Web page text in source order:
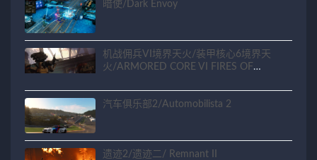
暗使/Dark Envoy
机战佣兵VI境界天火/装甲核心6境界天
火/ARMORED CORE VI FIRES OF
汽车俱乐部2/Automobilista 2
遗迹2/遗迹二/ Remnant II